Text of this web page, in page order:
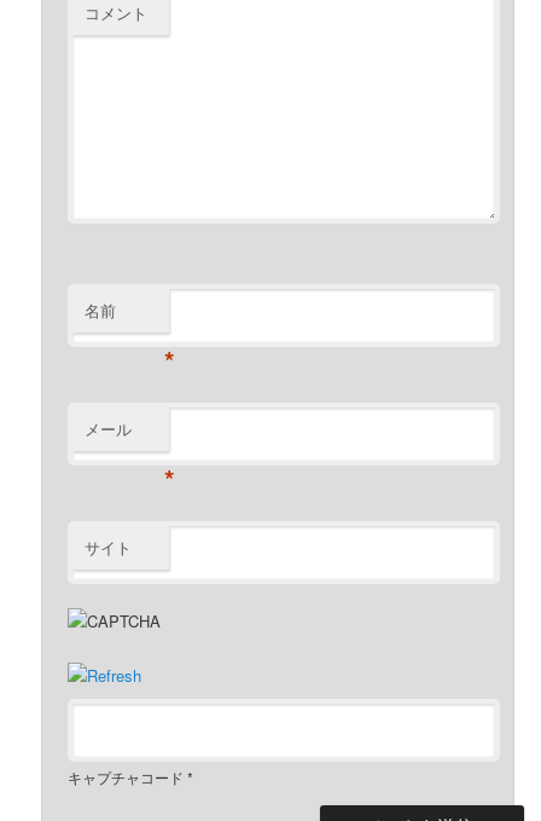
コメント
名前
*
メール
*
サイト
キャプチャコード *